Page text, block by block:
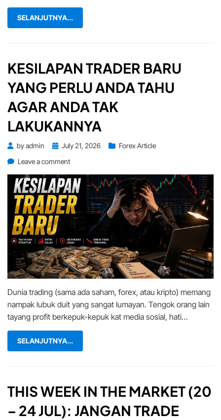
SELANJUTNYA...
KESILAPAN TRADER BARU
YANG PERLU ANDA TAHU
AGAR ANDA TAK
LAKUKANNYA
byadmin
PostedJuly 21, 2026
Forex Article
Leave a commenton
Trader
Baru
yang
Perlu
Anda
Tahu
Agar
Anda
Tak
Lakukannya
Dunia trading (sama ada saham, forex, atau kripto) memang
nampak lubuk duit yang sangat lumayan. Tengok orang lain
tayang profit berkepuk-kepuk kat media sosial, hati…
SELANJUTNYA...
THIS WEEK IN THE MARKET (20
– 24 JUL): JANGAN TRADE